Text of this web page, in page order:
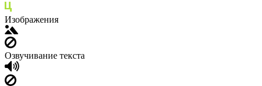
Изображения
Озвучивание текста